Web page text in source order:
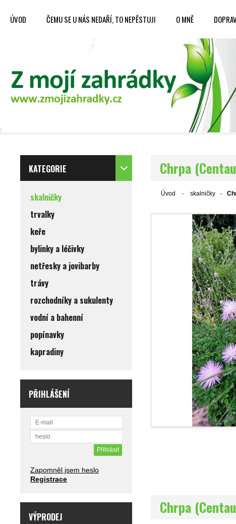
ÚVOD ČEMU SE U NÁS NEDAŘÍ, TO NEPĚSTUJI O MNĚ
KATEGORIE
skalničky
trvalky
keře
bylinky a léčivky
netřesky a jovibarby
trávy
rozchodníky a sukulenty
vodní a bahenní
popínavky
kapradiny
PŘIHLÁŠENÍ
Zapomněl jsem heslo
Registrace
VÝPRODEJ
Chrpa
Úvod skalničky
Chrpa